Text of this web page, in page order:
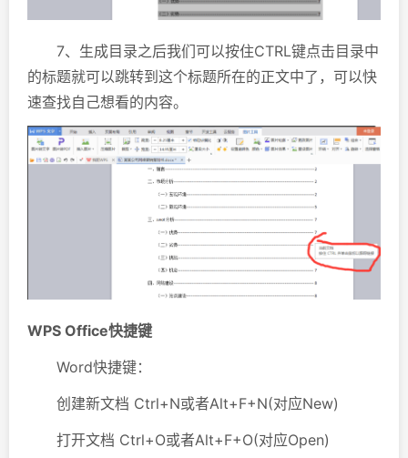
7、生成目录之后我们可以按住CTRL键点击目录中
的标题就可以跳转到这个标题所在的正文中了，可以快
速查找自己想看的内容。
WPS Office快捷键
Word快捷键：
创建新文档 Ctrl+N或者Alt+F+N(对应New)
打开文档 Ctrl+O或者Alt+F+O(对应Open)